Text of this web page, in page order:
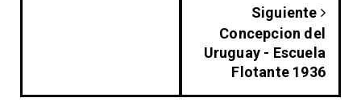
Siguiente
Concepcion del
Uruguay - Escuela
Flotante 1936